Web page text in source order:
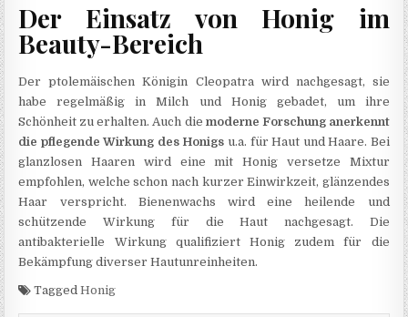
Der Einsatz von Honig im
Beauty-Bereich
Der ptolemäischen Königin Cleopatra wird nachgesagt, sie
habe regelmäßig in Milch und Honig gebadet, um ihre
Schönheit zu erhalten. Auch die moderne Forschung anerkennt
die pflegende Wirkung des Honigs u.a. für Haut und Haare. Bei
glanzlosen Haaren wird eine mit Honig versetze Mixtur
empfohlen, welche schon nach kurzer Einwirkzeit, glänzendes
Haar verspricht. Bienenwachs wird eine heilende und
schützende Wirkung für die Haut nachgesagt. Die
antibakterielle Wirkung qualifiziert Honig zudem für die
Bekämpfung diverser Hautunreinheiten.
TaggedHonig